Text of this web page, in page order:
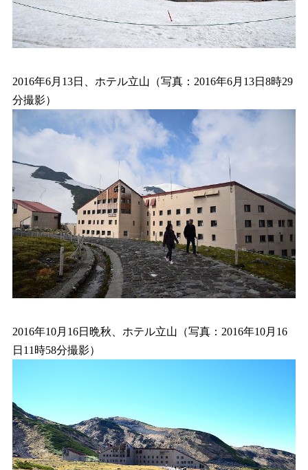
2016年6月13日、ホテル立山（写真：2016年6月13日8時29
分撮影）
2016年10月16日晩秋、ホテル立山（写真：2016年10月16
日11時58分撮影）